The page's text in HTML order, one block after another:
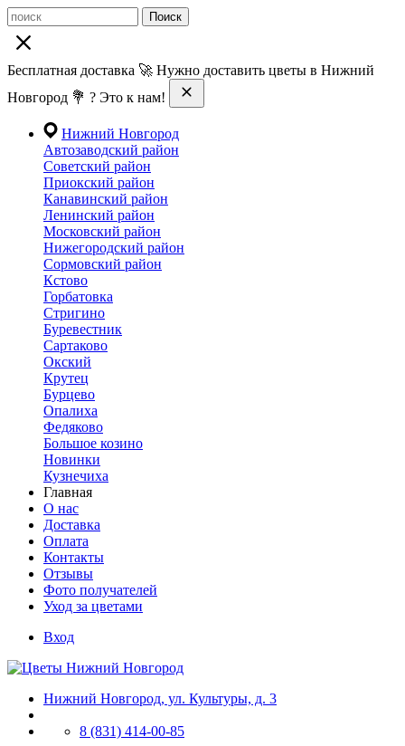
Поиск
Бесплатная доставка 🚀 Нужно доставить цветы в Нижний
Новгород 💐 ? Это к нам!
Нижний Новгород
Автозаводский район
Советский район
Приокский район
Канавинский район
Ленинский район
Московский район
Нижегородский район
Сормовский район
Кстово
Горбатовка
Стригино
Буревестник
Сартаково
Окский
Крутец
Бурцево
Опалиха
Федяково
Большое козино
Новинки
Кузнечиха
Главная
О нас
Доставка
Оплата
Контакты
Отзывы
Фото получателей
Уход за цветами
Вход
Нижний Новгород, ул. Культуры, д. 3
8 (831) 414-00-85